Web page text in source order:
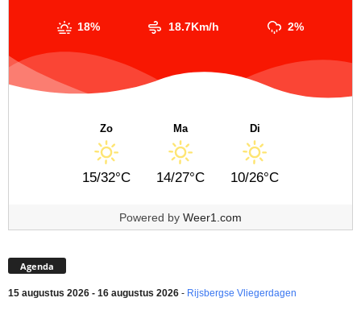
18% 18.7Km/h 2%
Zo
15/32°C
Ma
14/27°C
Di
10/26°C
Powered by Weer1.com
Agenda
15 augustus 2026 - 16 augustus 2026 - Rijsbergse Vliegerdagen